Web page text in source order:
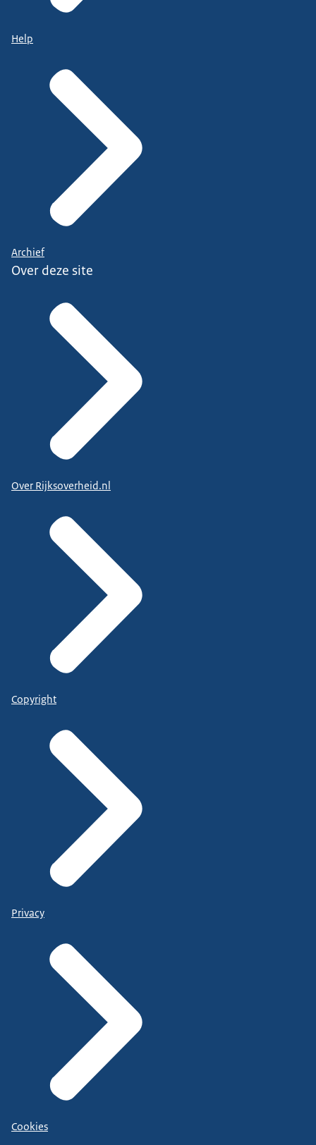
Help
Archief
Over deze site
Over Rijksoverheid.nl
Copyright
Privacy
Cookies